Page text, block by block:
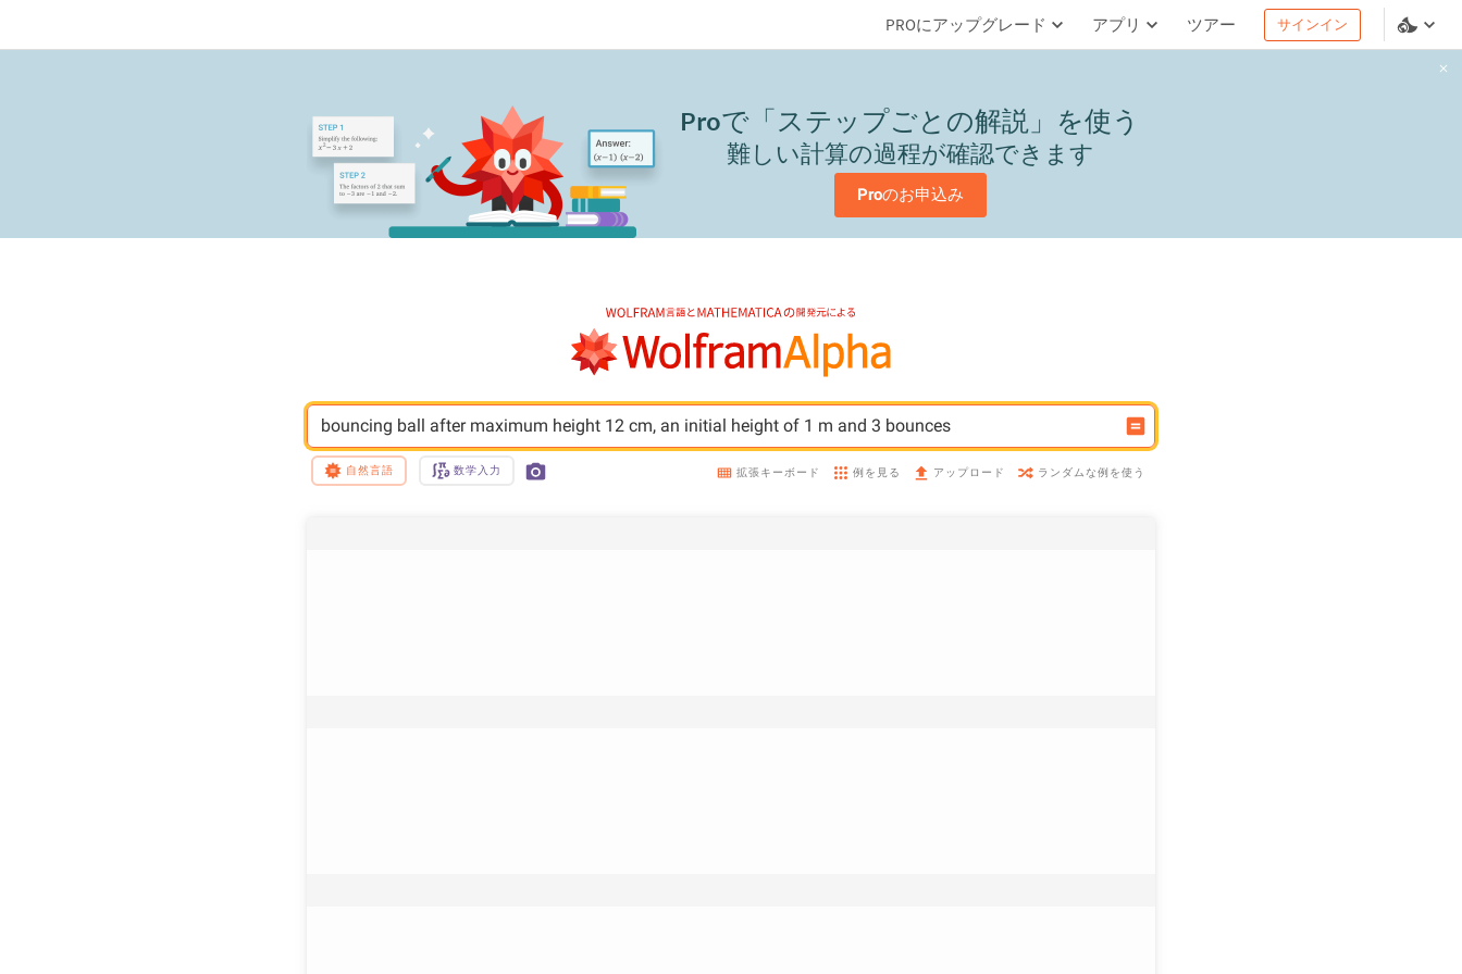
PROにアップグレード アプリ ツアー サインイン
Proで「ステップごとの解説」を使う
難しい計算の過程が確認できます
Proのお申込み
bouncing ball after maximum height 12 cm, an initial height of 1 m and 3 bounces
自然言語 数学入力 拡張キーボード 例を見る アップロード ランダムな例を使う